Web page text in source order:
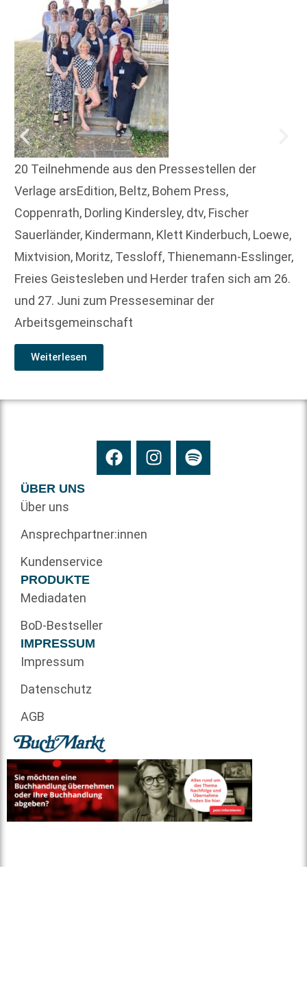
20 Teilnehmende aus den Pressestellen der
Verlage arsEdition, Beltz, Bohem Press,
Coppenrath, Dorling Kindersley, dtv, Fischer
Sauerländer, Kindermann, Klett Kinderbuch, Loewe,
Mixtvision, Moritz, Tessloff, Thienemann-Esslinger,
Freies Geistesleben und Herder trafen sich am 26.
und 27. Juni zum Presseseminar der
Arbeitsgemeinschaft
Weiterlesen
ÜBER UNS
Über uns
Ansprechpartner:innen
Kundenservice
PRODUKTE
Mediadaten
BoD-Bestseller
IMPRESSUM
Impressum
Datenschutz
AGB